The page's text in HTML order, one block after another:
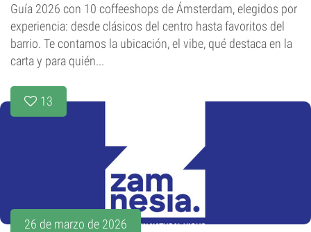
Guía 2026 con 10 coffeeshops de Ámsterdam, elegidos por
experiencia: desde clásicos del centro hasta favoritos del
barrio. Te contamos la ubicación, el vibe, qué destaca en la
carta y para quién...
13
26 de marzo de 2026